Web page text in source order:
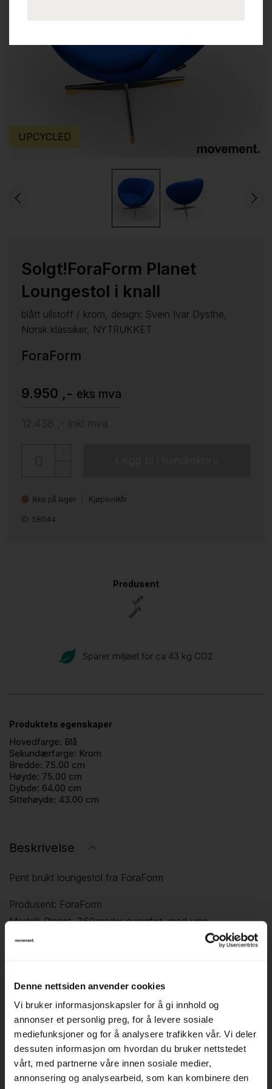
Denne nettsiden anvender cookies
Vi bruker informasjonskapsler for å gi innhold og
annonser et personlig preg, for å levere sosiale
mediefunksjoner og for å analysere trafikken vår. Vi deler
dessuten informasjon om hvordan du bruker nettstedet
vårt, med partnerne våre innen sosiale medier,
annonsering og analysearbeid, som kan kombinere den
UPCYCLED
Solgt!ForaForm Planet
Loungestol i knall
blått ullstoff / krom, design: Svein Ivar Dysthe,
Norsk klassiker, NYTRUKKET
ForaForm
9.950 ,- eks mva
Ikke på lager Kjøpsvilkår
ID: 58044
Produsent
Sparer miljøet for ca 43 kg CO2
Produktets egenskaper
Hovedfarge: Blå
Sekundærfarge: Krom
Bredde: 75.00 cm
Høyde: 75.00 cm
Dybde: 64.00 cm
Sittehøyde: 43.00 cm
Beskrivelse
Pent brukt loungestol fra ForaForm
Produsent: ForaForm
Modell: Planet, 360grader svingfot, med vipp
Design: Svein Ivar Dysthe, 1965
Stofftype: Hallingdal fra Gudbrandsdalens Uldvarefabrik,
farge 750
---
Planet stol og bord ble første gang lansert i 1965 og var
en del av kolleksjonen fram mot slutten av –70 tallet.
Planet var den første kuleformede stolen i norsk
møbelhistorie, og navnet vitner om historiens første